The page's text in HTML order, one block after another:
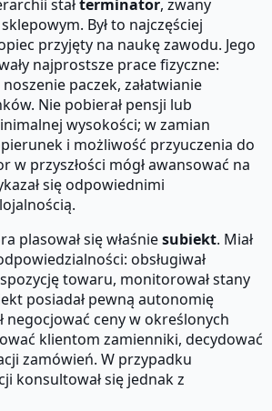
stałterminator, zwany
Był to najczęściej
przyjęty na naukę zawodu. Jego
najprostsze prace fizyczne:
paczek, załatwianie
Nie pobierał pensji lub
wysokości; w zamian
i możliwość przyuczenia do
w przyszłości mógł awansować na
się odpowiednimi
plasował się właśniesubiekt. Miał
obsługiwał
towaru, monitorował stany
posiadał pewną autonomię
ceny w określonych
klientom zamienniki, decydować
zamówień. W przypadku
konsultował się jednak z